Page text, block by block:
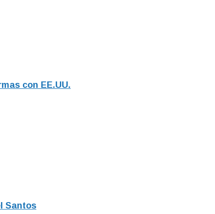
con EE.UU.
Santos